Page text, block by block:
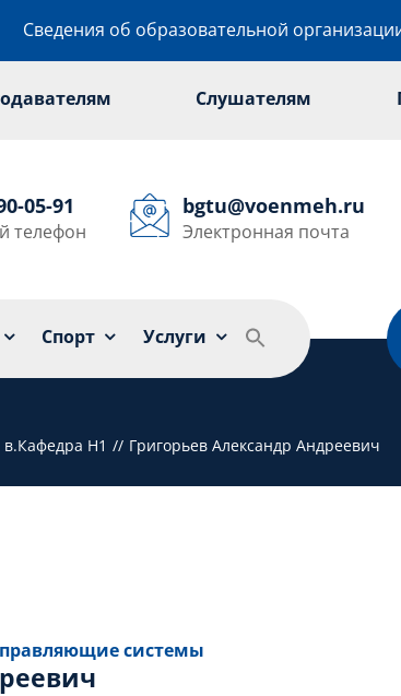
Сведения об образовательной
Слушателям
05-91
телефон
bgtu@voenmeh.ru
Электронная почта
Спорт Услуги
Наука Молодежная политика
в.Кафедра Н1 Григорьев Александр Андреевич
системы